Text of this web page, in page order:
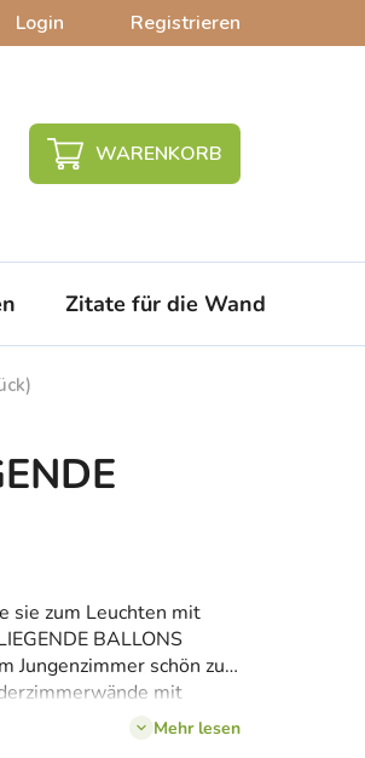
Login Registrieren
WARENKORB
Zitate für die Wand
sie zum Leuchten mit
BALLONS
Jungenzimmer schön zur
mit
9 Stickerteile.Mehr lesen